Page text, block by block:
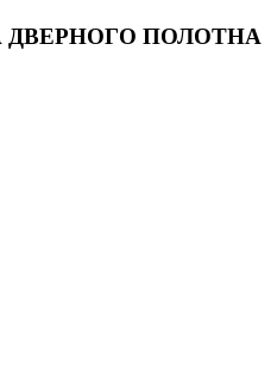
ДВЕРНОГО ПОЛОТНА